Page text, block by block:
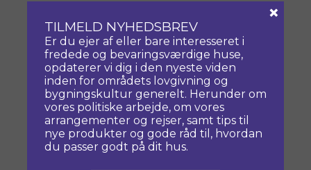
TILMELD NYHEDSBREV
Er du ejer af eller bare interesseret i
fredede og bevaringsværdige huse,
opdaterer vi dig i den nyeste viden
inden for områdets lovgivning og
bygningskultur generelt. Herunder om
vores politiske arbejde, om vores
arrangementer og rejser, samt tips til
nye produkter og gode råd til, hvordan
du passer godt på dit hus.
×